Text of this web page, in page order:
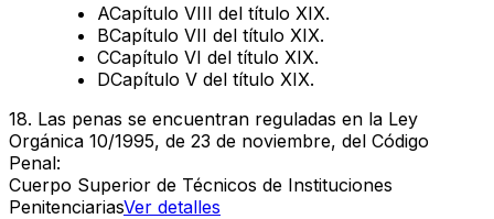
ACapítulo VIII del título XIX.
BCapítulo VII del título XIX.
CCapítulo VI del título XIX.
DCapítulo V del título XIX.
18. Las penas se encuentran reguladas en la Ley
Orgánica 10/1995, de 23 de noviembre, del Código
Penal:
Cuerpo Superior de Técnicos de Instituciones
PenitenciariasVer detalles